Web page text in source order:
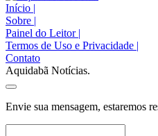
Início |
Sobre |
Painel do Leitor |
Termos de Uso e Privacidade |
Contato
Aquidabã Notícias.
Envie sua mensagem, estaremos